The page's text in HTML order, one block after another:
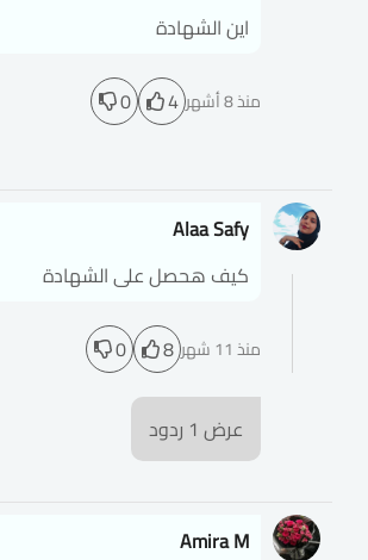
اين الشهادة
منذ 8 أشهر 4
0
Alaa Safy
كيف هحصل على الشهادة
منذ 11 شهر 8
0
عرض 1 ردود
Amira M